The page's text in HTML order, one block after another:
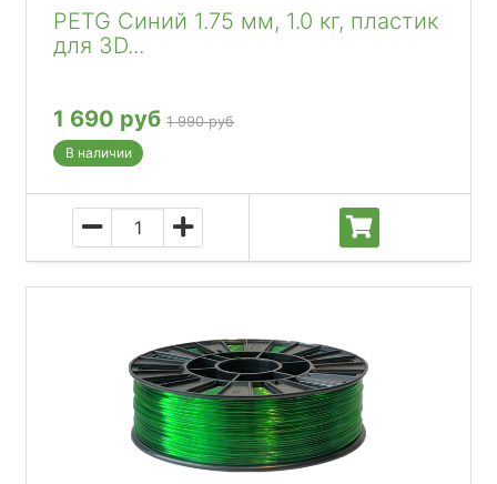
PETG Синий 1.75 мм, 1.0 кг, пластик
для 3D...
1 690 руб 1 990 руб
В наличии